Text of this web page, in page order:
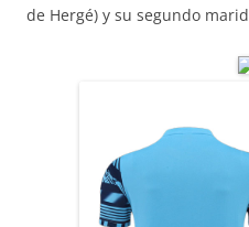
de Hergé) y su segundo